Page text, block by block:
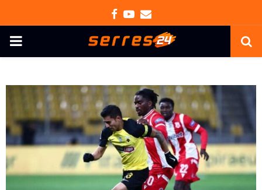
Facebook
Youtube
Email
PRIMARY